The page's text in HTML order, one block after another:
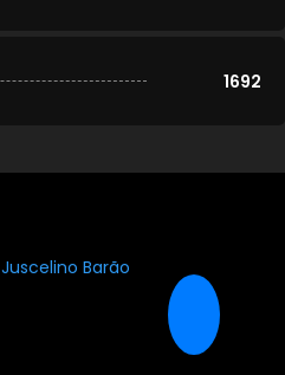
1692
Juscelino Barão